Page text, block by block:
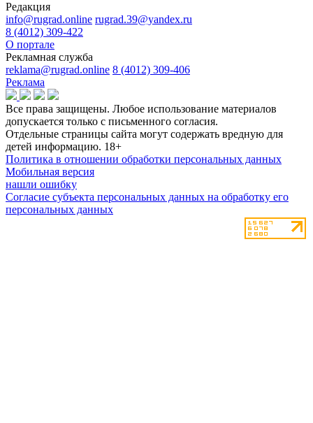
Редакция
info@rugrad.online rugrad.39@yandex.ru
8 (4012) 309-422
О портале
Рекламная служба
reklama@rugrad.online 8 (4012) 309-406
Реклама
Все права защищены. Любое использование материалов
допускается только с письменного согласия.
Отдельные страницы сайта могут содержать вредную для
детей информацию. 18+
Политика в отношении обработки персональных данных
Мобильная версия
нашли ошибку
Согласие субъекта персональных данных на обработку его
персональных данных